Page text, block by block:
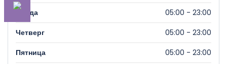
Среда
05:00 - 23:00
Четверг
05:00 - 23:00
Пятница
05:00 - 23:00